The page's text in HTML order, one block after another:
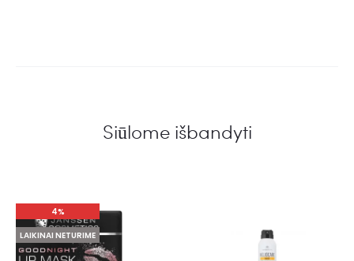
Siūlome išbandyti
4%
LAIKINAI NETURIME